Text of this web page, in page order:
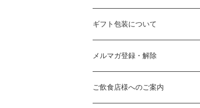
ギフト包装について
メルマガ登録・解除
ご飲食店様へのご案内